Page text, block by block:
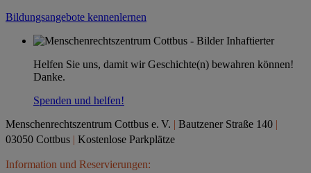
Bildungsangebote kennenlernen
Helfen Sie uns, damit wir Geschichte(n) bewahren können!
Danke.
Spenden und helfen!
Menschenrechtszentrum Cottbus e. V. | Bautzener Straße 140 |
03050 Cottbus | Kostenlose Parkplätze
Information und Reservierungen: